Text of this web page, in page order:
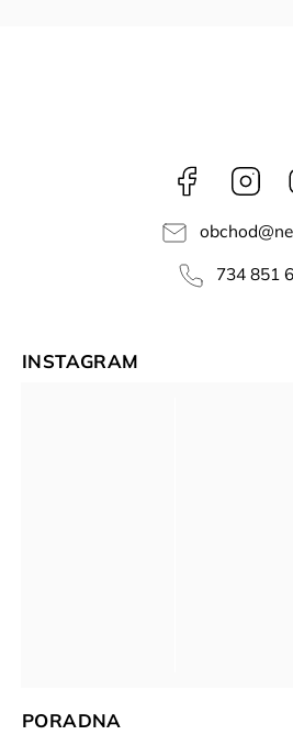
Facebook
obchod@
734 851
PORADNA
INSTAGRAM